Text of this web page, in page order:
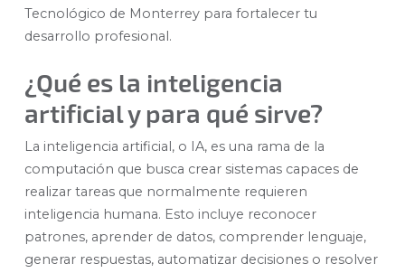
Tecnológico de Monterrey para fortalecer tu
desarrollo profesional.
¿Qué es la inteligencia
artificial y para qué sirve?
La inteligencia artificial, o IA, es una rama de la
computación que busca crear sistemas capaces de
realizar tareas que normalmente requieren
inteligencia humana. Esto incluye reconocer
patrones, aprender de datos, comprender lenguaje,
generar respuestas, automatizar decisiones o resolver